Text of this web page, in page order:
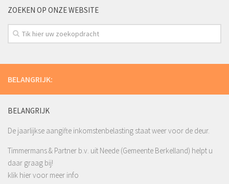
ZOEKEN OP ONZE WEBSITE
BELANGRIJK:
BELANGRIJK
De jaarlijkse aangifte inkomstenbelasting staat weer voor de deur.
Timmermans & Partner b.v. uit Neede (Gemeente Berkelland) helpt u
daar graag bij!
klik hier voor meer info